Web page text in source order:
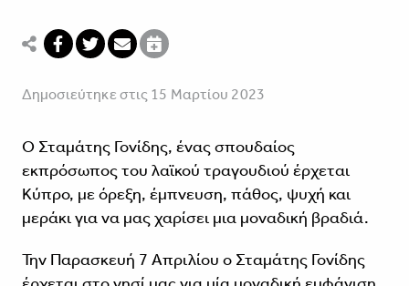
Δημοσιεύτηκε στις 15 Μαρτίου 2023
Ο Σταμάτης Γονίδης, ένας σπουδαίος
εκπρόσωπος του λαϊκού τραγουδιού έρχεται
Κύπρο, με όρεξη, έμπνευση, πάθος, ψυχή και
μεράκι για να μας χαρίσει μια μοναδική βραδιά.
Την Παρασκευή 7 Απριλίου ο Σταμάτης Γονίδης